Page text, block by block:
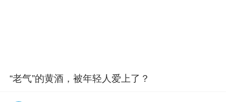
“老气”的黄酒，被年轻人爱上了？